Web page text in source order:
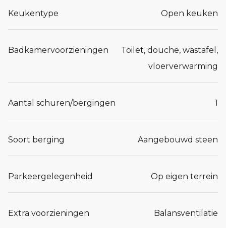
Keukentype Open keuken
Badkamervoorzieningen
Toilet, douche, wastafel,
vloerverwarming
Aantal schuren/bergingen 1
Soort berging Aangebouwd steen
Parkeergelegenheid Op eigen terrein
Extra voorzieningen Balansventilatie